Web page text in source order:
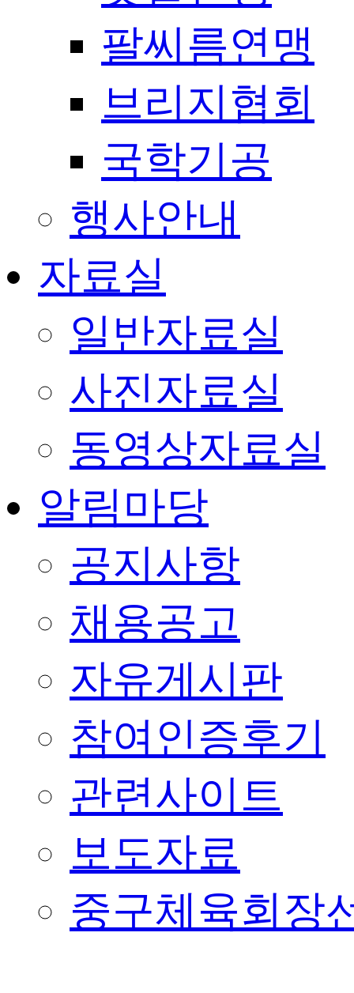
팔씨름연맹
브리지협회
국학기공
행사안내
자료실
일반자료실
사진자료실
동영상자료실
알림마당
공지사항
채용공고
자유게시판
참여인증후기
관련사이트
보도자료
중구체육회장